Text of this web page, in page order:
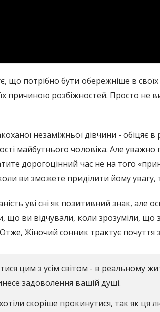
що потрібно бути обережніше в
причиною розбіжностей. Просто не
незаміжньої дівчини - обіцяє
майбутнього чоловіка. Але
дорогоцінний час не на того
ви зможете приділити йому увагу,
уві сні як позитивний знак, але
що ви відчували, коли зрозуміли, що
Жіночий сонник трактує почуття
цим з усім світом - в реальному
задоволення вашій душі.
скоріше прокинутися, так як